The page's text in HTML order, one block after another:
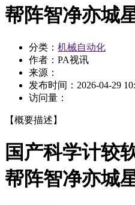
帮阵智净亦城
分类： 机械自动化
作者：PA视讯
来源：
发布时间： 2026-04-29
访问量：
【概要描述】
国产科学计较
帮阵智净亦城